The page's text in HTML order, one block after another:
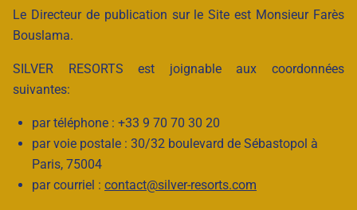
Le Directeur de publication sur le Site est Monsieur Farès
Bouslama.
SILVER RESORTS est joignable aux coordonnées
suivantes:
par téléphone : +33 9 70 70 30 20
par voie postale : 30/32 boulevard de Sébastopol à
Paris, 75004
par courriel : contact@silver-resorts.com